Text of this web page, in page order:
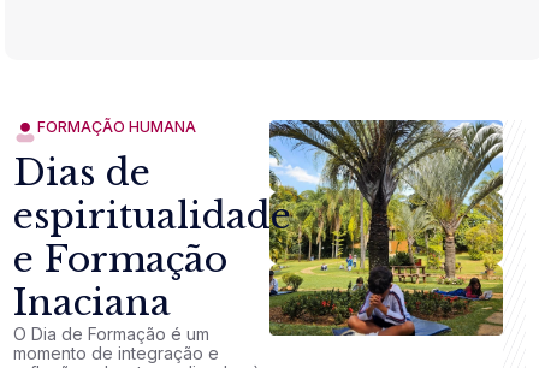
FORMAÇÃO HUMANA
Dias de
espiritualidade
e Formação
Inaciana
O Dia de Formação é um
momento de integração e